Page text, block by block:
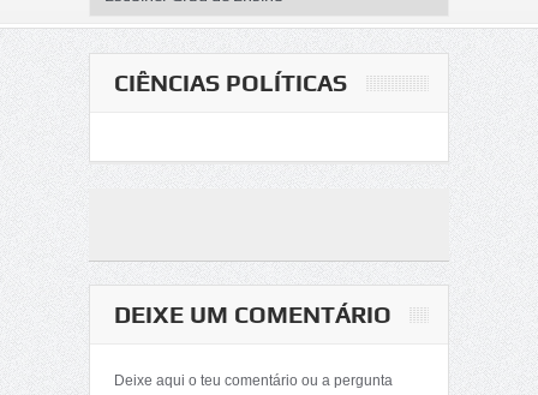
CIÊNCIAS POLÍTICAS
DEIXE UM COMENTÁRIO
Deixe aqui o teu comentário ou a pergunta